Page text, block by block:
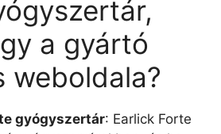
a gyártó
weboldala?
gyógyszertár: Earlick Forte